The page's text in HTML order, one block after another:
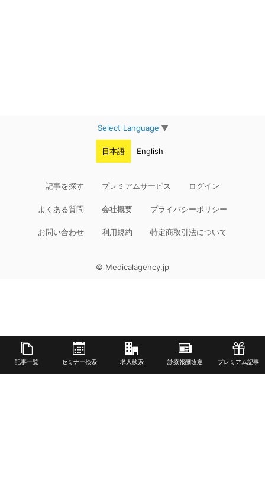
記事一覧 セミナー検索 求人検索 診療報酬改定 プレミアム記事
Select Language ▼
日本語 English
記事を探す プレミアムサービス ログイン
よくある質問 会社概要 プライバシーポリシー
お問い合わせ 利用規約 特定商取引法について
© Medicalagency.jp